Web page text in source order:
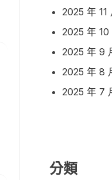
2025 年 11
2025 年 10
2025 年 9
2025 年 8
2025 年 7
分類